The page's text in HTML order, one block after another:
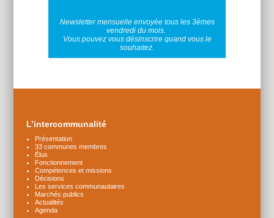
Newsletter mensuelle envoyée tous les 3èmes
vendredi du mois.
Vous pouvez vous désinscrire quand vous le
souhaitez.
L’intercommunalité
Présentation
33 communes membres
Élus
Fonctionnement
Compétences et missions
Décisions
Les services communautaires
Marchés publics
Actualités
Agenda